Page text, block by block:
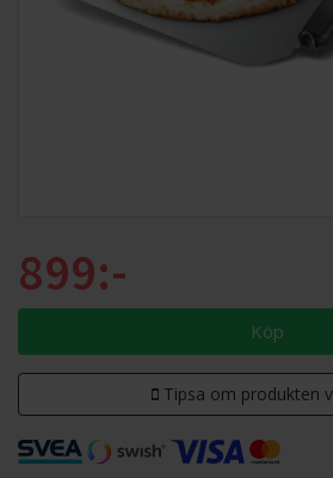
899:-
Köp
Tipsa om produkten